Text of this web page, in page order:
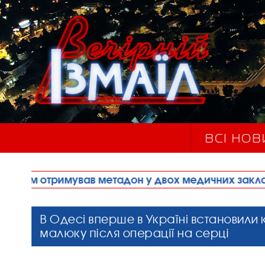
ВСІ
у двох медичних закладах міста •
В Одесі вперше в Україні
малюку після операції на серці